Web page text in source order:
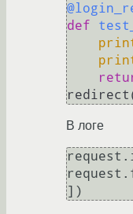
def
В логе